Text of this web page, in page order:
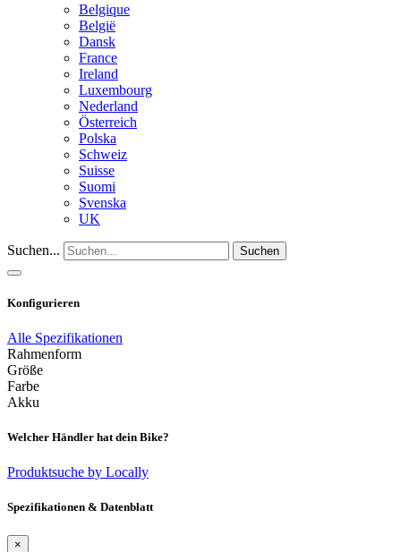
Belgique
België
Dansk
France
Ireland
Luxembourg
Nederland
Österreich
Polska
Schweiz
Suisse
Suomi
Svenska
UK
Suchen... Suchen
Konfigurieren
Alle Spezifikationen
Rahmenform
Größe
Farbe
Akku
Welcher Händler hat dein Bike?
Produktsuche by Locally
Spezifikationen & Datenblatt
×